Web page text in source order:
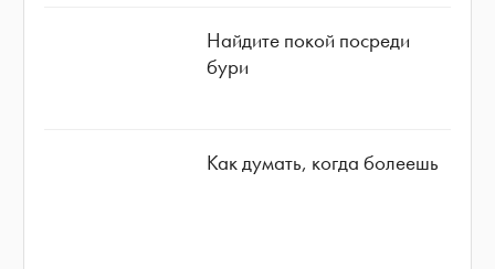
Найдите покой посреди
бури
Как думать, когда болеешь